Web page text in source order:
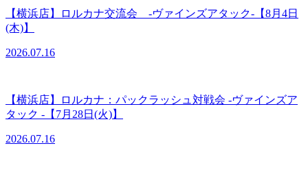
【横浜店】ロルカナ交流会 -ヴァインズアタック-【8月4日
(木)】
2026.07.16
【横浜店】ロルカナ：パックラッシュ対戦会 -ヴァインズア
タック -【7月28日(火)】
2026.07.16